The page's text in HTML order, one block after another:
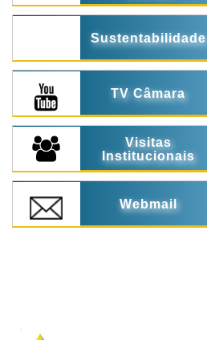
Sustentabilidade
TV Câmara
Visitas
Institucionais
Webmail